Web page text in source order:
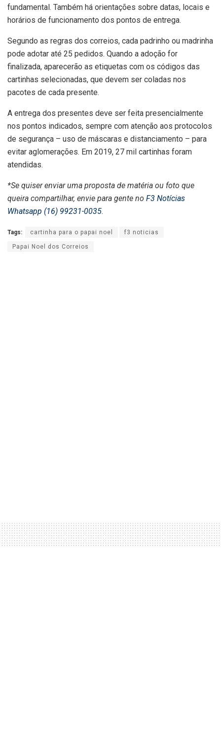
fundamental. Também há orientações sobre datas, locais e
horários de funcionamento dos pontos de entrega.
Segundo as regras dos correios, cada padrinho ou madrinha
pode adotar até 25 pedidos. Quando a adoção for
finalizada, aparecerão as etiquetas com os códigos das
cartinhas selecionadas, que devem ser coladas nos
pacotes de cada presente.
A entrega dos presentes deve ser feita presencialmente
nos pontos indicados, sempre com atenção aos protocolos
de segurança – uso de máscaras e distanciamento – para
evitar aglomerações. Em 2019, 27 mil cartinhas foram
atendidas.
*Se quiser enviar uma proposta de matéria ou foto que
queira compartilhar, envie para gente no F3 Notícias
Whatsapp (16) 99231-0035.
Tags: cartinha para o papai noel f3 noticias
Papai Noel dos Correios